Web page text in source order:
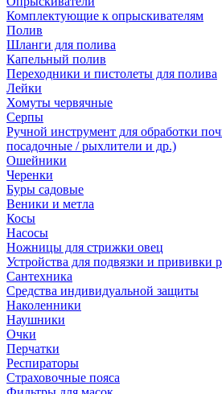
Комплектующие к опрыскивателям
Полив
Шланги для полива
Капельный полив
Переходники и пистолеты для полива
Лейки
Хомуты червячные
Серпы
Ручной инструмент для обработки
посадочные / рыхлители и др.)
Ошейники
Черенки
Буры садовые
Веники и метла
Косы
Насосы
Ножницы для стрижки овец
Устройства для подвязки и прививки
Сантехника
Средства индивидуальной защиты
Наколенники
Наушники
Очки
Перчатки
Респираторы
Страховочные пояса